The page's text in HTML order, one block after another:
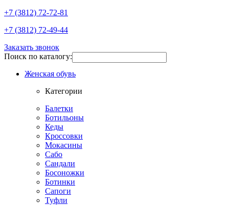
+7 (3812) 72-72-81
+7 (3812) 72-49-44
Заказать звонок
Поиск по каталогу:
Женская обувь
Категории
Балетки
Ботильоны
Кеды
Кроссовки
Мокасины
Сабо
Сандали
Босоножки
Ботинки
Сапоги
Туфли